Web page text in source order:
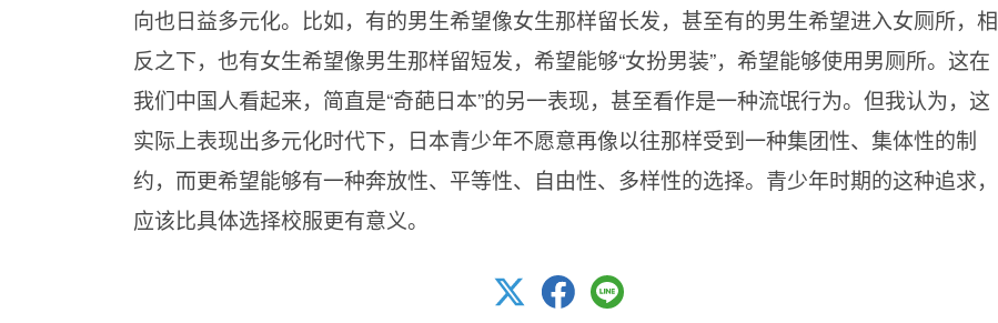
向也日益多元化。比如，有的男生希望像女生那样留长发，甚至有的男生希望进入女厕所，相
反之下，也有女生希望像男生那样留短发，希望能够“女扮男装”，希望能够使用男厕所。这在
我们中国人看起来，简直是“奇葩日本”的另一表现，甚至看作是一种流氓行为。但我认为，这
实际上表现出多元化时代下，日本青少年不愿意再像以往那样受到一种集团性、集体性的制
约，而更希望能够有一种奔放性、平等性、自由性、多样性的选择。青少年时期的这种追求，
应该比具体选择校服更有意义。